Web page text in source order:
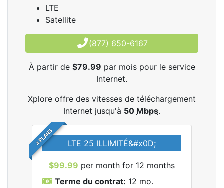
LTE
Satellite
(877) 650-6167
À partir de $79.99 par mois pour le service
Internet.
Xplore offre des vitesses de téléchargement
Internet jusqu'à 50 Mbps.
4 PLANS LTE 25 ILLIMITÉ&#x0D;
$99.99 per month for 12 months
Terme du contrat: 12 mo.